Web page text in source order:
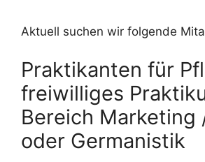
Aktuell suchen wir folgende
Praktikanten für
freiwilliges
Bereich Marketing
oder Germanistik